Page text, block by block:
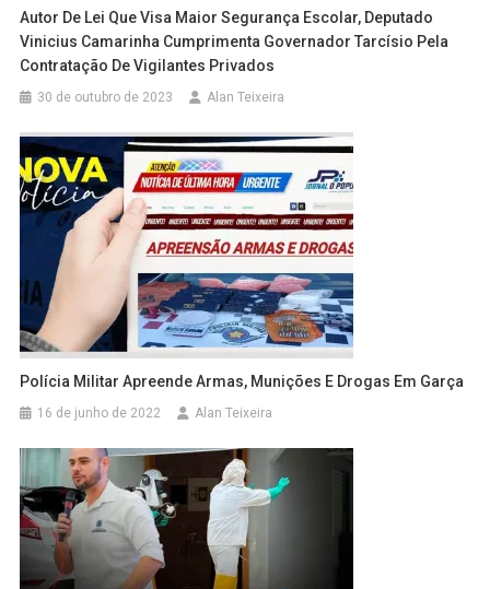
Autor De Lei Que Visa Maior Segurança Escolar, Deputado
Vinicius Camarinha Cumprimenta Governador Tarcísio Pela
Contratação De Vigilantes Privados
30 de outubro de 2023 Alan Teixeira
Polícia Militar Apreende Armas, Munições E Drogas Em Garça
16 de junho de 2022 Alan Teixeira